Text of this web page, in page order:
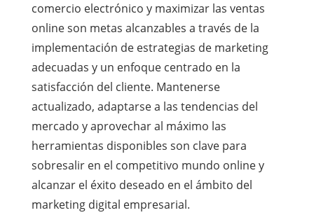
comercio electrónico y maximizar las ventas
online son metas alcanzables a través de la
implementación de estrategias de marketing
adecuadas y un enfoque centrado en la
satisfacción del cliente. Mantenerse
actualizado, adaptarse a las tendencias del
mercado y aprovechar al máximo las
herramientas disponibles son clave para
sobresalir en el competitivo mundo online y
alcanzar el éxito deseado en el ámbito del
marketing digital empresarial.